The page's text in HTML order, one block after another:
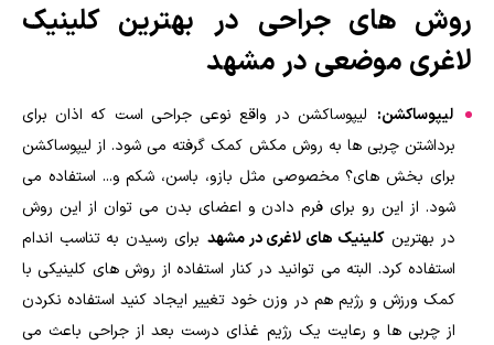
روش های جراحی در بهترین کلینیک
لاغری موضعی در مشهد
لیپوساکشن: لیپوساکشن در واقع نوعی جراحی است که اذان برای
برداشتن چربی ها به روش مکش کمک گرفته می شود. از لیپوساکشن
برای بخش های؟ مخصوصی مثل بازو، باسن، شکم و... استفاده می
شود. از این رو برای فرم دادن و اعضای بدن می توان از این روش
در بهترین کلینیک های لاغری در مشهد برای رسیدن به تناسب اندام
استفاده کرد. البته می توانید در کنار استفاده از روش های کلینیکی با
کمک ورزش و رژیم هم در وزن خود تغییر ایجاد کنید استفاده نکردن
از چربی ها و رعایت یک رژیم غذای درست بعد از جراحی باعث می